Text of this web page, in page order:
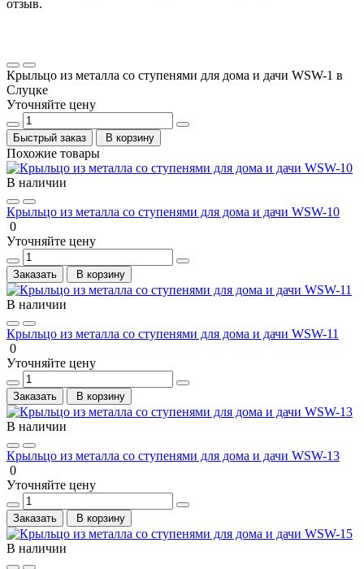
отзыв.
Крыльцо из металла со ступенями для дома и дачи WSW-1 в
Слуцке
Уточняйте цену
Быстрый заказ В корзину
Похожие товары
В наличии
Крыльцо из металла со ступенями для дома и дачи WSW-10
0
Уточняйте цену
Заказать В корзину
В наличии
Крыльцо из металла со ступенями для дома и дачи WSW-11
0
Уточняйте цену
Заказать В корзину
В наличии
Крыльцо из металла со ступенями для дома и дачи WSW-13
0
Уточняйте цену
Заказать В корзину
В наличии